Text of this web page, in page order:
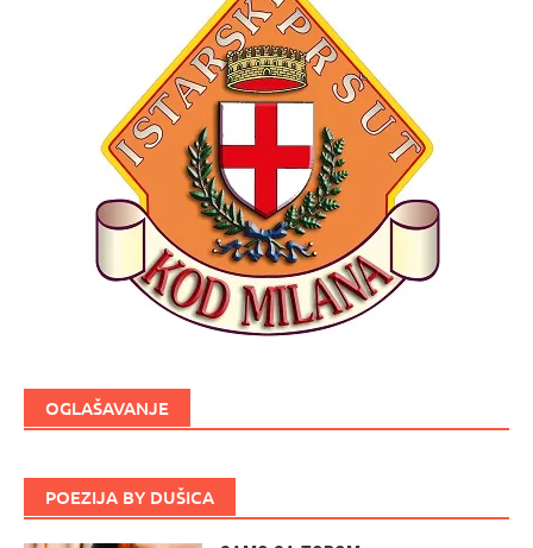
OGLAŠAVANJE
POEZIJA BY DUŠICA